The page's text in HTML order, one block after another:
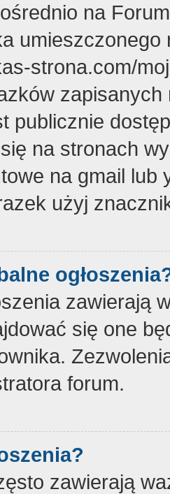
na
strona.com/
publicznie
na stronach
na gmail lub
użyj
zawierają
się one
forum.
zawierają